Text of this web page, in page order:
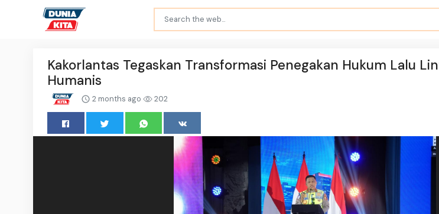
Kakorlantas Tegaskan Transformasi Penegakan Hukum Lalu
Humanis
2 months ago 202